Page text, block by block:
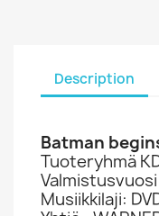
Description
Batman
Tuoteryhmä
Musiikkilaji: